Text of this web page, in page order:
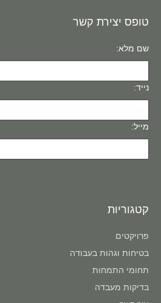
טופס יצירת קשר
שם מלא:
נייד:
מייל:
קטגוריות
פרויקטים
בטיחות וגהות בעבודה
תחומי התמחות
בדיקות מעבדה